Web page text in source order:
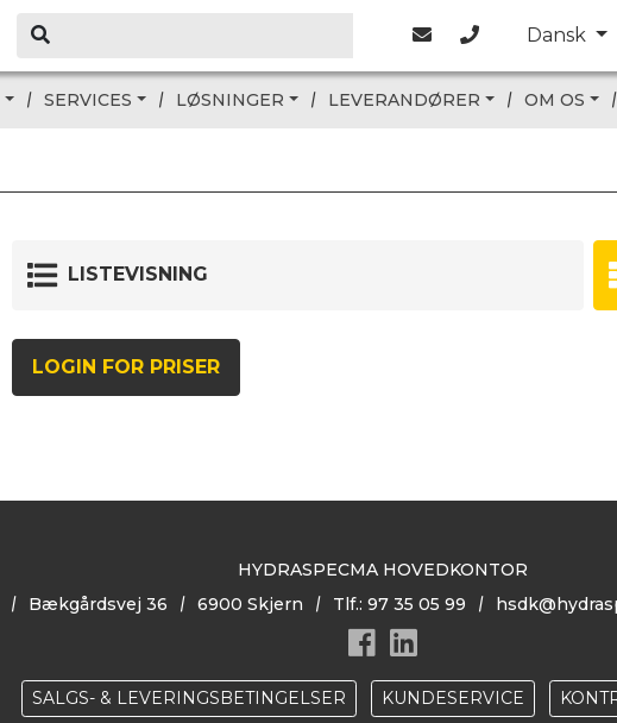
Dansk
SERVICES LØSNINGER LEVERANDØRER OM OS
LISTEVISNING
LOGIN FOR PRISER
HYDRASPECMA HOVEDKONTOR
Bækgårdsvej 36 6900 Skjern Tlf.: 97 35 05 99
SALGS- & LEVERINGSBETINGELSER KUNDESERVICE